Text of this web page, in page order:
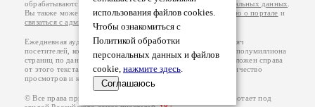
использования файлов cookies.
Чтобы ознакомиться с
Политикой обработки
персональных данных и файлов
cookie, нажмите здесь.
Соглашаюсь
обрабатываются на основанииПолитики обработки персональных данных
Вы также можете посмотреть более подробнуюинформацию о портале и
связаться с администрацией
Ежедневная аудитория портала Проза.ру – порядка 100 тысяч
посетителей, которые в общей сумме просматривают более полумиллиона
страниц по данным счетчика посещаемости, который расположен справа
от этого текста. В каждой графе указано по две цифры: количество
просмотров и количество посетителей.
© Все права принадлежат авторам, 2000-2026. Портал работает под